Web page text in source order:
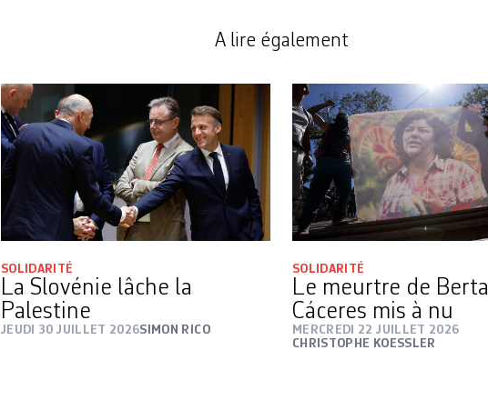
A lire également
SOLIDARITÉ
La Slovénie lâche la
Palestine
JEUDI 30 JUILLET 2026SIMON RICO
SOLIDARITÉ
Le meurtre de Berta
Cáceres mis à nu
MERCREDI 22 JUILLET 2026
CHRISTOPHE KOESSLER